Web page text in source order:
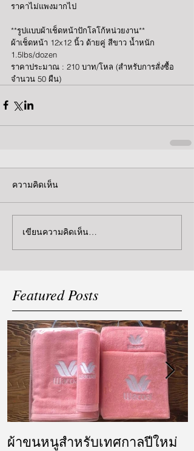
ราคาไม่แพงมากไป
**รูปแบบผ้าเช็ดหน้าปักโลโก้หน่วยงาน**
ผ้าเช็ดหน้า 12x12 นิ้ว ด้ายคู่ สีขาว น้ำหนัก
1.5lbs/dozen
ราคาประมาณ : 210 บาท/โหล (สำหรับการสั่งซื้อ
จำนวน 50 ผืน)
ความคิดเห็น
เขียนความคิดเห็น…
Featured Posts
ผ้าขนหนูสำหรับเทศกาลปีใหม่